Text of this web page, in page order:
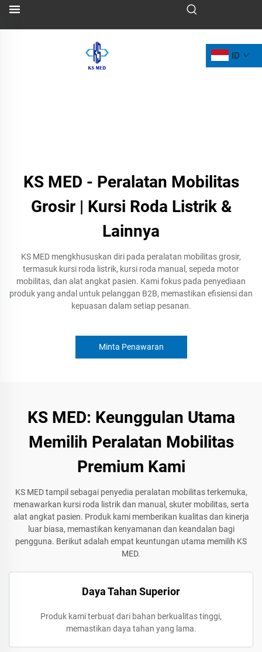
ID
KS MED - Peralatan Mobilitas
Grosir | Kursi Roda Listrik &
Lainnya
KS MED mengkhususkan diri pada peralatan mobilitas grosir,
termasuk kursi roda listrik, kursi roda manual, sepeda motor
mobilitas, dan alat angkat pasien. Kami fokus pada penyediaan
produk yang andal untuk pelanggan B2B, memastikan efisiensi dan
kepuasan dalam setiap pesanan.
Minta Penawaran
KS MED: Keunggulan Utama
Memilih Peralatan Mobilitas
Premium Kami
KS MED tampil sebagai penyedia peralatan mobilitas terkemuka,
menawarkan kursi roda listrik dan manual, skuter mobilitas, serta
alat angkat pasien. Produk kami memberikan kualitas dan kinerja
luar biasa, memastikan kenyamanan dan keandalan bagi
pengguna. Berikut adalah empat keuntungan utama memilih KS
MED.
Daya Tahan Superior
Produk kami terbuat dari bahan berkualitas tinggi,
memastikan daya tahan yang lama.